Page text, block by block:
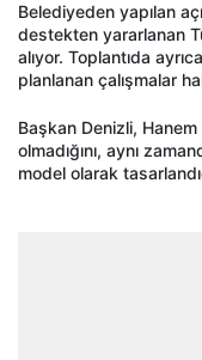
Belediyeden yapılan
destekten yararlanan
alıyor. Toplantıda
planlanan çalışmalar
Başkan Denizli,
olmadığını, aynı
model olarak